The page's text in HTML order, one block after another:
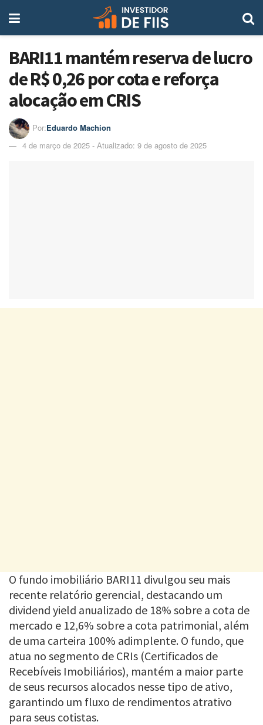
BARI11 mantém reserva de lucro
de R$ 0,26 por cota e reforça
alocação em CRIS
Por:Eduardo Machion
4 de março de 2025 - Atualizado: 9 de agosto de 2025
O fundo imobiliário BARI11 divulgou seu mais
recente relatório gerencial, destacando um
dividend yield anualizado de 18% sobre a cota de
mercado e 12,6% sobre a cota patrimonial, além
de uma carteira 100% adimplente. O fundo, que
atua no segmento de CRIs (Certificados de
Recebíveis Imobiliários), mantém a maior parte
de seus recursos alocados nesse tipo de ativo,
garantindo um fluxo de rendimentos atrativo
para seus cotistas.